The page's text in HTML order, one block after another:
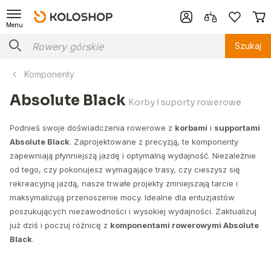
Menu
Szukaj
Komponenty
Absolute Black Korby i suporty rowerowe
Podnieś swoje doświadczenia rowerowe z korbami i supportami
Absolute Black. Zaprojektowane z precyzją, te komponenty
zapewniają płynniejszą jazdę i optymalną wydajność. Niezależnie
od tego, czy pokonujesz wymagające trasy, czy cieszysz się
rekreacyjną jazdą, nasze trwałe projekty zmniejszają tarcie i
maksymalizują przenoszenie mocy. Idealne dla entuzjastów
poszukujących niezawodności i wysokiej wydajności. Zaktualizuj
już dziś i poczuj różnicę z komponentami rowerowymi Absolute
Black.